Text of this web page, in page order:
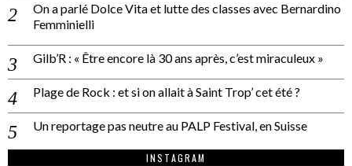
On a parlé Dolce Vita et lutte des classes avec Bernardino
Femminielli
Gilb’R : « Être encore là 30 ans après, c’est miraculeux »
Plage de Rock : et si on allait à Saint Trop’ cet été ?
Un reportage pas neutre au PALP Festival, en Suisse
INSTAGRAM